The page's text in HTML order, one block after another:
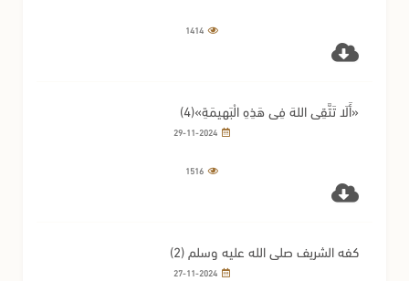
1414
«أَلَا تَتَّقِي اللهَ فِي هَذِهِ الْبَهِيمَةِ»(4)
29-11-2024
1516
كفه الشريف صلى الله عليه وسلم (2)
27-11-2024